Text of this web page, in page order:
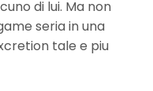
di lui. Ma non
seria in una
tale e piu